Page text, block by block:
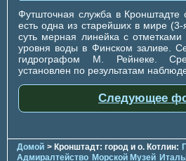
Футшточная служба в Кронштадте
есть одна из старейших в мире (3-
суть мерная линейка с отметками
уровня воды в Финском заливе.
гидрографом М. Рейнеке.
установлен по результатам
Следующее
Домой > Кронштадт: город и о. Котлин:
Адмиралтейство Морской Музей